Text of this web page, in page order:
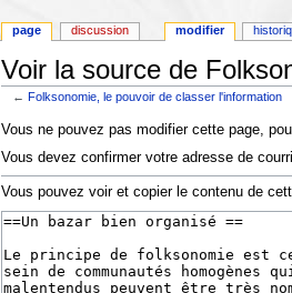
Voir la source de
←Folksonomie, le pouvoir de classer l'information
Vous ne pouvez pas modifier cette page,
Vous devez confirmer votre adresse de
Vous pouvez voir et copier le contenu de
page discussion modifier